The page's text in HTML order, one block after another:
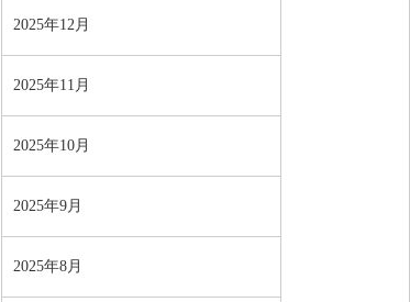
2025年12月
2025年11月
2025年10月
2025年9月
2025年8月